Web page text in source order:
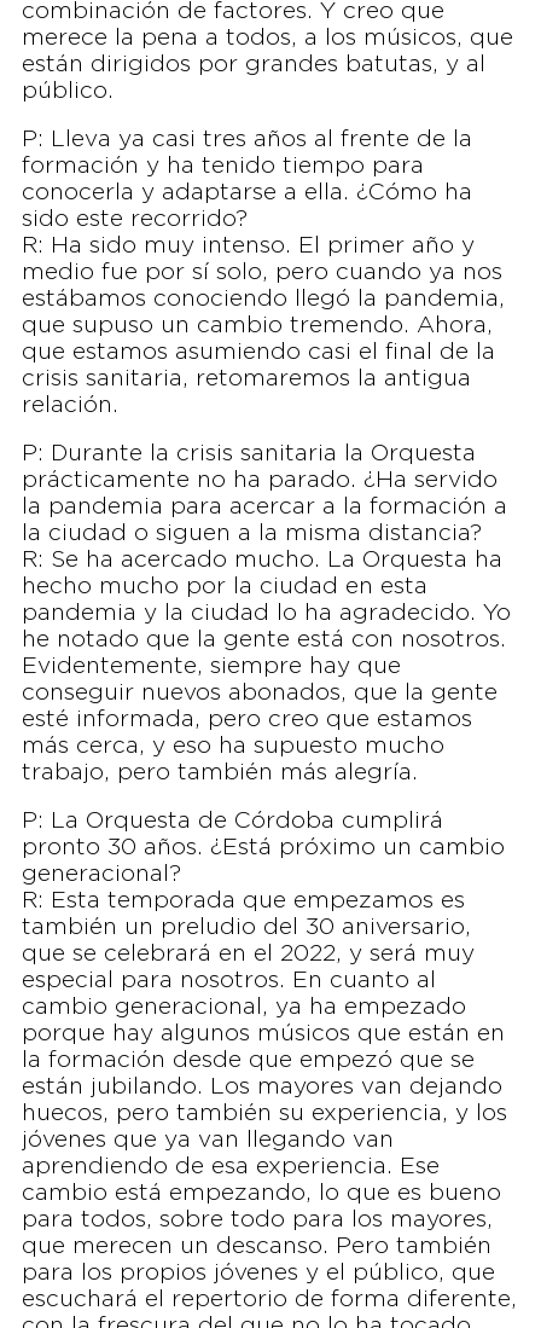
combinación de factores. Y creo que
merece la pena a todos, a los músicos, que
están dirigidos por grandes batutas, y al
público.
P: Lleva ya casi tres años al frente de la
formación y ha tenido tiempo para
conocerla y adaptarse a ella. ¿Cómo ha
sido este recorrido?
R: Ha sido muy intenso. El primer año y
medio fue por sí solo, pero cuando ya nos
estábamos conociendo llegó la pandemia,
que supuso un cambio tremendo. Ahora,
que estamos asumiendo casi el final de la
crisis sanitaria, retomaremos la antigua
relación.
P: Durante la crisis sanitaria la Orquesta
prácticamente no ha parado. ¿Ha servido
la pandemia para acercar a la formación a
la ciudad o siguen a la misma distancia?
R: Se ha acercado mucho. La Orquesta ha
hecho mucho por la ciudad en esta
pandemia y la ciudad lo ha agradecido. Yo
he notado que la gente está con nosotros.
Evidentemente, siempre hay que
conseguir nuevos abonados, que la gente
esté informada, pero creo que estamos
más cerca, y eso ha supuesto mucho
trabajo, pero también más alegría.
P: La Orquesta de Córdoba cumplirá
pronto 30 años. ¿Está próximo un cambio
generacional?
R: Esta temporada que empezamos es
también un preludio del 30 aniversario,
que se celebrará en el 2022, y será muy
especial para nosotros. En cuanto al
cambio generacional, ya ha empezado
porque hay algunos músicos que están en
la formación desde que empezó que se
están jubilando. Los mayores van dejando
huecos, pero también su experiencia, y los
jóvenes que ya van llegando van
aprendiendo de esa experiencia. Ese
cambio está empezando, lo que es bueno
para todos, sobre todo para los mayores,
que merecen un descanso. Pero también
para los propios jóvenes y el público, que
escuchará el repertorio de forma diferente,